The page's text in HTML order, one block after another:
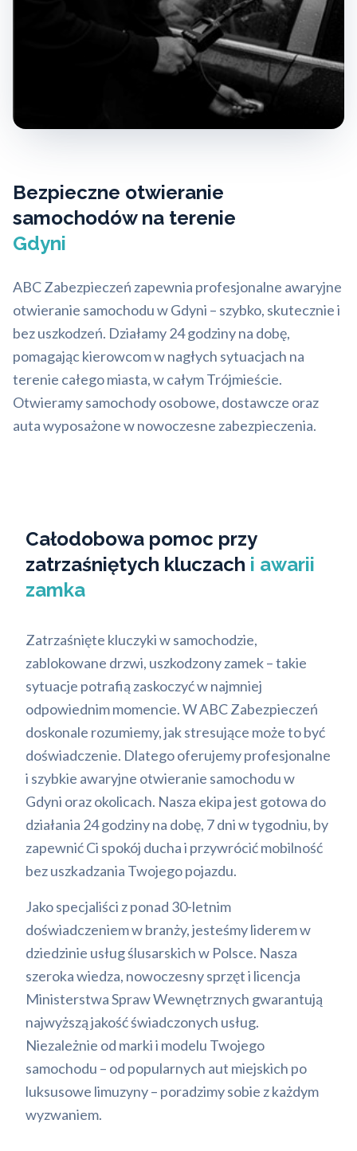
Bezpieczne otwieranie
samochodów na terenie
Gdyni
ABC Zabezpieczeń zapewnia profesjonalne awaryjne
otwieranie samochodu w Gdyni – szybko, skutecznie i
bez uszkodzeń. Działamy 24 godziny na dobę,
pomagając kierowcom w nagłych sytuacjach na
terenie całego miasta, w całym Trójmieście.
Otwieramy samochody osobowe, dostawcze oraz
auta wyposażone w nowoczesne zabezpieczenia.
Całodobowa pomoc przy
zatrzaśniętych kluczach i awarii
zamka
Zatrzaśnięte kluczyki w samochodzie,
zablokowane drzwi, uszkodzony zamek – takie
sytuacje potrafią zaskoczyć w najmniej
odpowiednim momencie. W ABC Zabezpieczeń
doskonale rozumiemy, jak stresujące może to być
doświadczenie. Dlatego oferujemy profesjonalne
i szybkie awaryjne otwieranie samochodu w
Gdyni oraz okolicach. Nasza ekipa jest gotowa do
działania 24 godziny na dobę, 7 dni w tygodniu, by
zapewnić Ci spokój ducha i przywrócić mobilność
bez uszkadzania Twojego pojazdu.
Jako specjaliści z ponad 30-letnim
doświadczeniem w branży, jesteśmy liderem w
dziedzinie usług ślusarskich w Polsce. Nasza
szeroka wiedza, nowoczesny sprzęt i licencja
Ministerstwa Spraw Wewnętrznych gwarantują
najwyższą jakość świadczonych usług.
Niezależnie od marki i modelu Twojego
samochodu – od popularnych aut miejskich po
luksusowe limuzyny – poradzimy sobie z każdym
wyzwaniem.